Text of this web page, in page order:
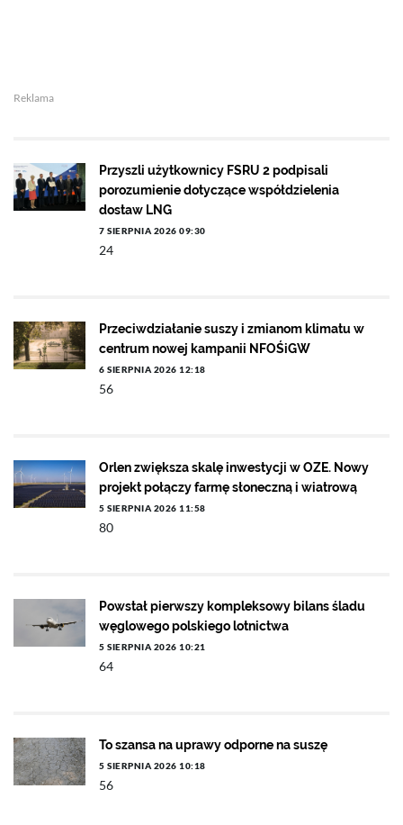
Reklama
Przyszli użytkownicy FSRU 2 podpisali
porozumienie dotyczące współdzielenia
dostaw LNG
7 SIERPNIA 2026 09:30
24
Przeciwdziałanie suszy i zmianom klimatu w
centrum nowej kampanii NFOŚiGW
6 SIERPNIA 2026 12:18
56
Orlen zwiększa skalę inwestycji w OZE. Nowy
projekt połączy farmę słoneczną i wiatrową
5 SIERPNIA 2026 11:58
80
Powstał pierwszy kompleksowy bilans śladu
węglowego polskiego lotnictwa
5 SIERPNIA 2026 10:21
64
To szansa na uprawy odporne na suszę
5 SIERPNIA 2026 10:18
56